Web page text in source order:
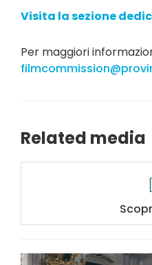
Visita la sezione
Per maggiori
Related media